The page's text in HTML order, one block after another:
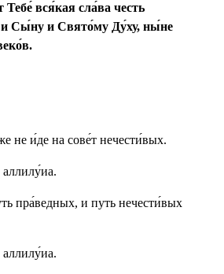
вся́кая сла́ва честь
и Сы́ну и Свято́му Ду́ху, ны́не
не и́де на сове́т нечести́вых.
пра́ведных, и путь нечести́вых